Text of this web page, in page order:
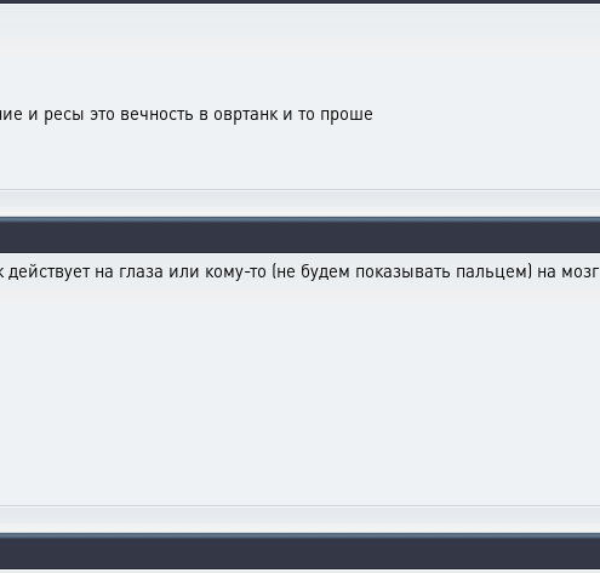
и ресы это вечность в овртанк и то проше
на глаза или кому-то (не будем показывать пальцем) на мозг